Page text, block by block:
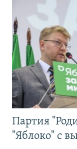
Партия
"Яблоко" с